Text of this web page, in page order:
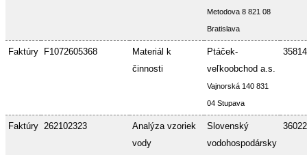
Metodova 8 821 08
Bratislava
Faktúry F1072605368
Materiál k
činnosti
Ptáček-
veľkoobchod a.s.
Vajnorská 140 831
04 Stupava
Faktúry 262102323
Analýza vzoriek
vody
Slovenský
vodohospodársky